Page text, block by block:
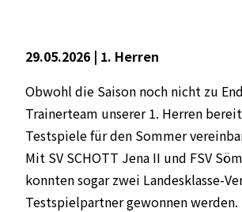
29.05.2026 | 1. Herren
Obwohl die Saison noch nicht zu
Trainerteam unserer 1. Herren
Testspiele für den Sommer
Mit SV SCHOTT Jena II und FSV
konnten sogar zwei Landesklasse-
Testspielpartner gewonnen werden.